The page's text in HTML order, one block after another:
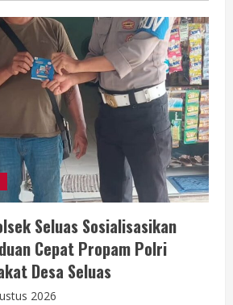
Seluas Sosialisasikan
Cepat Propam Polri
Desa Seluas
2026